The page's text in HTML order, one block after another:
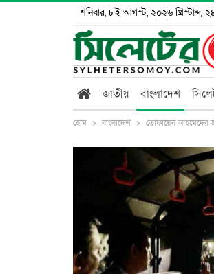
শনিবার, ৮ই আগস্ট, ২০২৬ খ্রিস্টাব্দ,
জাতীয় বাংলাদেশ
হোম বাংলাদেশ তোফায়েল আহমেদের